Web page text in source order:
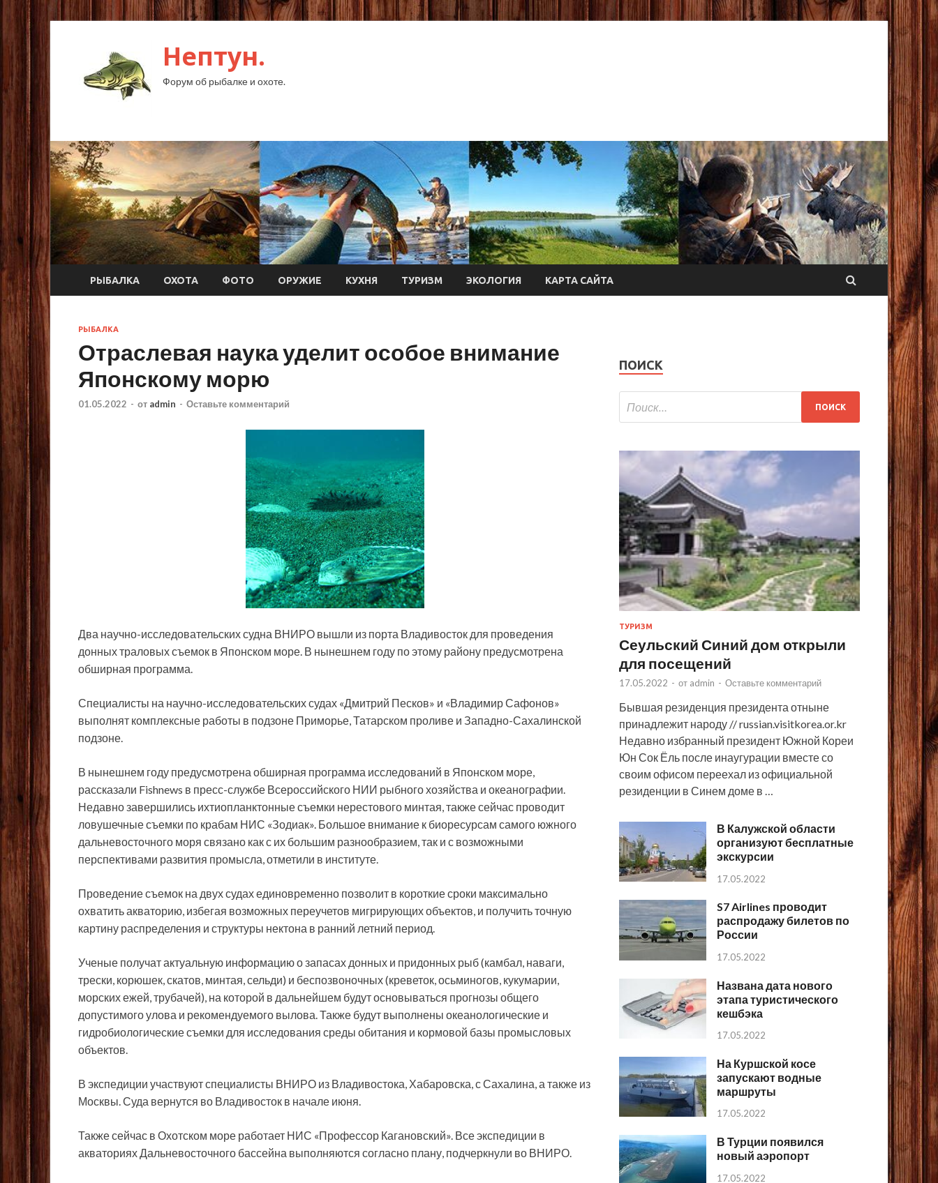
Нептун.
Форум об рыбалке и охоте.
РЫБАЛКА ОХОТА ФОТО ОРУЖИЕ КУХНЯ ТУРИЗМ ЭКОЛОГИЯ КАРТА САЙТА
РЫБАЛКА
Отраслевая наука уделит особое внимание
Японскому морю
01.05.2022 - от admin - Оставьте комментарий
Два научно-исследовательских судна ВНИРО вышли из порта Владивосток для проведения
донных траловых съемок в Японском море. В нынешнем году по этому району предусмотрена
обширная программа.
Специалисты на научно-исследовательских судах «Дмитрий Песков» и «Владимир Сафонов»
выполнят комплексные работы в подзоне Приморье, Татарском проливе и Западно-Сахалинской
подзоне.
В нынешнем году предусмотрена обширная программа исследований в Японском море,
рассказали Fishnews в пресс-службе Всероссийского НИИ рыбного хозяйства и океанографии.
Недавно завершились ихтиопланктонные съемки нерестового минтая, также сейчас проводит
ловушечные съемки по крабам НИС «Зодиак». Большое внимание к биоресурсам самого южного
дальневосточного моря связано как с их большим разнообразием, так и с возможными
перспективами развития промысла, отметили в институте.
Проведение съемок на двух судах единовременно позволит в короткие сроки максимально
охватить акваторию, избегая возможных переучетов мигрирующих объектов, и получить точную
картину распределения и структуры нектона в ранний летний период.
Ученые получат актуальную информацию о запасах донных и придонных рыб (камбал, наваги,
трески, корюшек, скатов, минтая, сельди) и беспозвоночных (креветок, осьминогов, кукумарии,
морских ежей, трубачей), на которой в дальнейшем будут основываться прогнозы общего
допустимого улова и рекомендуемого вылова. Также будут выполнены океанологические и
гидробиологические съемки для исследования среды обитания и кормовой базы промысловых
объектов.
В экспедиции участвуют специалисты ВНИРО из Владивостока, Хабаровска, с Сахалина, а также из
Москвы. Суда вернутся во Владивосток в начале июня.
Также сейчас в Охотском море работает НИС «Профессор Кагановский». Все экспедиции в
акваториях Дальневосточного бассейна выполняются согласно плану, подчеркнули во ВНИРО.
ПОИСК
ТУРИЗМ
Сеульский Синий дом открыли
для посещений
17.05.2022 - от admin - Оставьте комментарий
Бывшая резиденция президента отныне
принадлежит народу // russian.visitkorea.or.kr
Недавно избранный президент Южной Кореи
Юн Сок Ёль после инаугурации вместе со
своим офисом переехал из официальной
резиденции в Синем доме в …
В Калужской области
организуют бесплатные
экскурсии
17.05.2022
S7 Airlines проводит
распродажу билетов по
России
17.05.2022
Названа дата нового
этапа туристического
кешбэка
17.05.2022
На Куршской косе
запускают водные
маршруты
17.05.2022
В Турции появился
новый аэропорт
17.05.2022